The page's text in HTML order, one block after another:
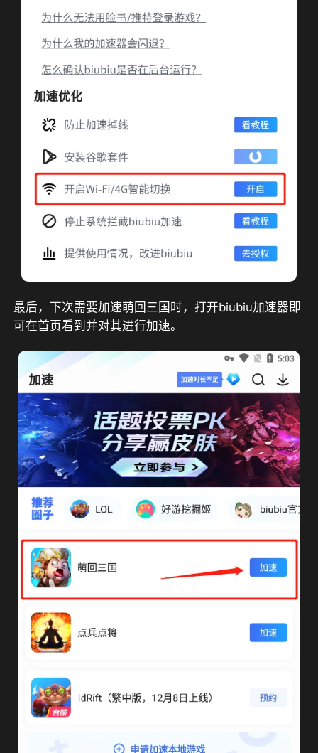
最后，下次需要加速萌回三国时，打开biubiu加速器即
可在首页看到并对其进行加速。